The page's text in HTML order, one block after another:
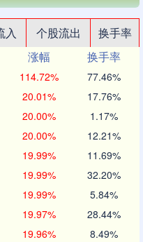
入 个股流出
换手率
涨幅
换手率
114.72% 77.46%
20.01% 17.76%
20.00% 1.17%
20.00% 12.21%
19.99% 11.69%
19.99% 32.20%
19.99% 5.84%
19.97% 28.44%
19.96% 8.49%